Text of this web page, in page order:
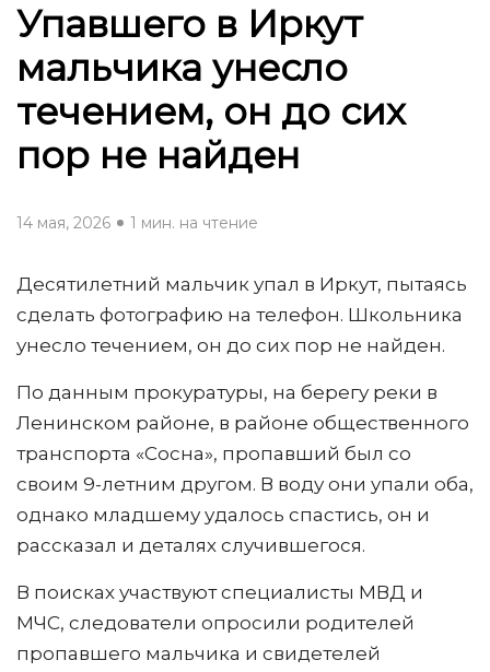
Упавшего в Иркут
мальчика унесло
течением, он до сих
пор не найден
14 мая, 2026 1 мин. на чтение
Десятилетний мальчик упал в Иркут, пытаясь
сделать фотографию на телефон. Школьника
унесло течением, он до сих пор не найден.
По данным прокуратуры, на берегу реки в
Ленинском районе, в районе общественного
транспорта «Сосна», пропавший был со
своим 9-летним другом. В воду они упали оба,
однако младшему удалось спастись, он и
рассказал и деталях случившегося.
В поисках участвуют специалисты МВД и
МЧС, следователи опросили родителей
пропавшего мальчика и свидетелей